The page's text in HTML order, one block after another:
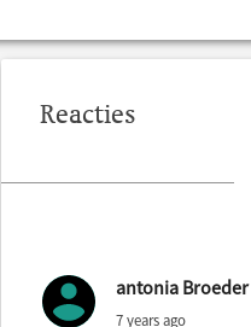
Reacties
antonia Broeder
7 years ago